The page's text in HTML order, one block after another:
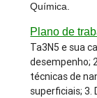
Química.
Plano de
Ta3N5 e sua
desempenho;
técnicas de
superficiais;